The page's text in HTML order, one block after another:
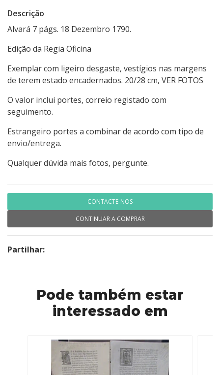
Descrição
Alvará 7 págs. 18 Dezembro 1790.
Edição da Regia Oficina
Exemplar com ligeiro desgaste, vestígios nas margens
de terem estado encadernados. 20/28 cm, VER FOTOS
O valor inclui portes, correio registado com
seguimento.
Estrangeiro portes a combinar de acordo com tipo de
envio/entrega.
Qualquer dúvida mais fotos, pergunte.
CONTACTE-NOS
CONTINUAR A COMPRAR
Partilhar:
Pode também estar
interessado em